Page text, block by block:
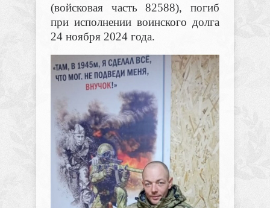
(войсковая часть 82588), погиб
при исполнении воинского долга
24 ноября 2024 года.